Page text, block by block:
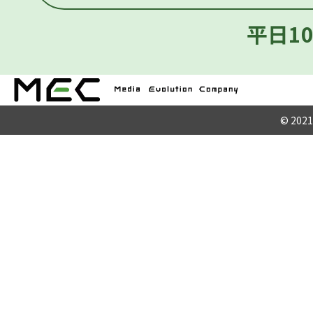
平日
© 2021